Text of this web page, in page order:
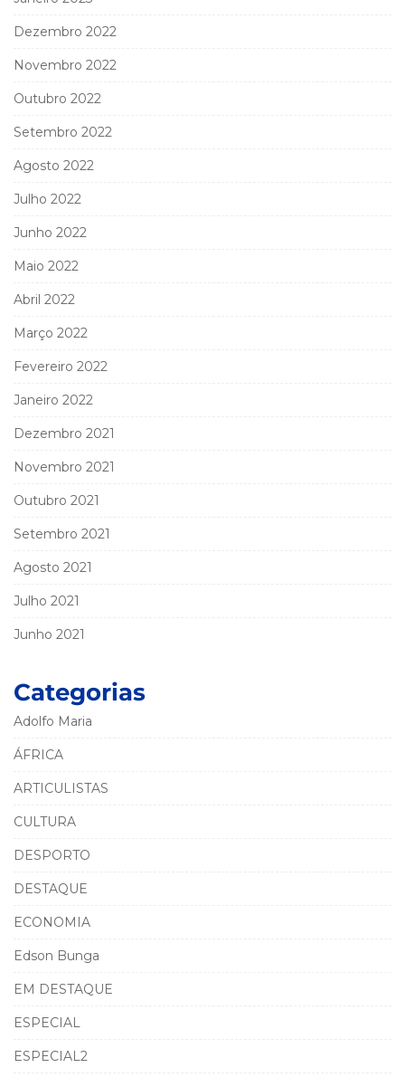
Dezembro 2022
Novembro 2022
Outubro 2022
Setembro 2022
Agosto 2022
Julho 2022
Junho 2022
Maio 2022
Abril 2022
Março 2022
Fevereiro 2022
Janeiro 2022
Dezembro 2021
Novembro 2021
Outubro 2021
Setembro 2021
Agosto 2021
Julho 2021
Junho 2021
Categorias
Adolfo Maria
ÁFRICA
ARTICULISTAS
CULTURA
DESPORTO
DESTAQUE
ECONOMIA
Edson Bunga
EM DESTAQUE
ESPECIAL
ESPECIAL2